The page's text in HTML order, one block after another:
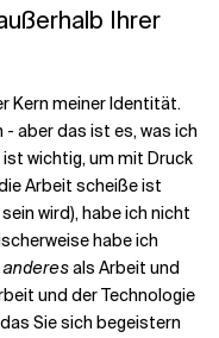
Ihrer
Kern meiner Identität.
- aber das ist es, was ich
ist wichtig, um mit Druck
Arbeit scheiße ist
wird), habe ich nicht
habe ich
anderesals Arbeit und
und der Technologie
Sie sich begeistern